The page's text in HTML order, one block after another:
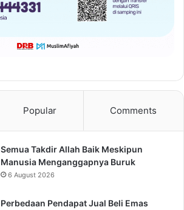
Popular Comments
Semua Takdir Allah Baik Meskipun
Manusia Menganggapnya Buruk
6 August 2026
Perbedaan Pendapat Jual Beli Emas